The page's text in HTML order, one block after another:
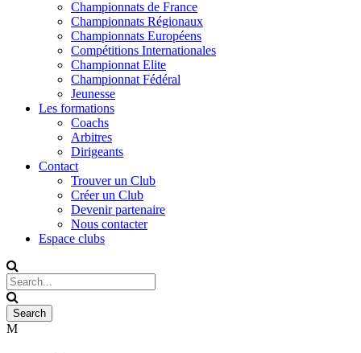
Championnats de France
Championnats Régionaux
Championnats Européens
Compétitions Internationales
Championnat Elite
Championnat Fédéral
Jeunesse
Les formations
Coachs
Arbitres
Dirigeants
Contact
Trouver un Club
Créer un Club
Devenir partenaire
Nous contacter
Espace clubs